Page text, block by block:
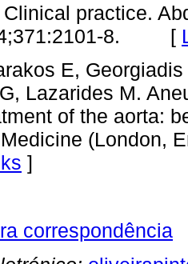
practice.
8. [
E,
Lazarides M.
of the aorta:
(London,
]
correspondência